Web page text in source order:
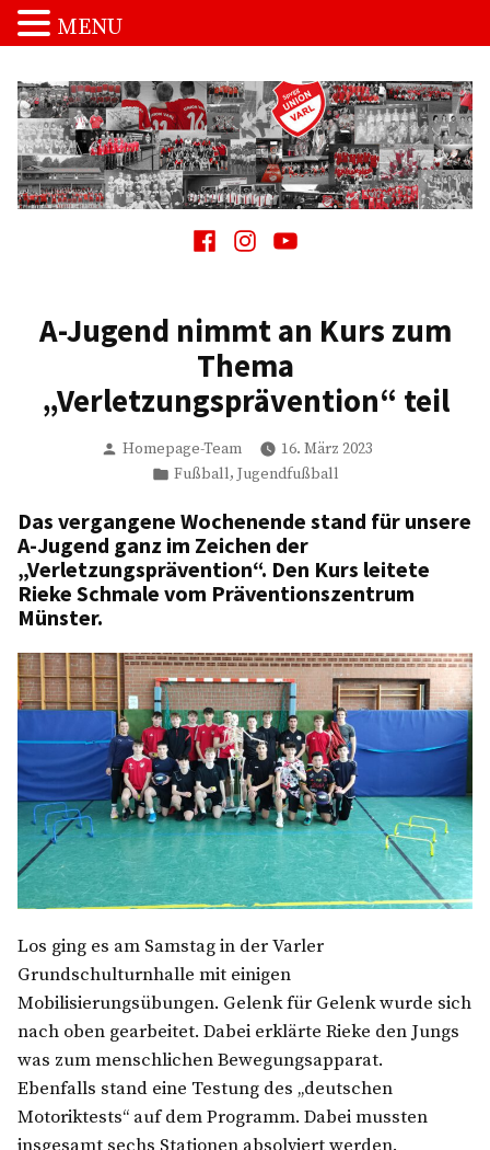
Inhalt
springen
Spvgg. Union Varl
…die Macht vom Schnakenpohl!
FacebookInstagram
Youtube
A-Jugend nimmt an Kurs zum
Thema
„Verletzungsprävention“ teil
Verfasst
Homepage-Team
16. März 2023
Veröffentlicht
Fußball, Jugendfußball
Das vergangene Wochenende stand für unsere
A-Jugend ganz im Zeichen der
„Verletzungsprävention“. Den Kurs leitete
Rieke Schmale vom Präventionszentrum
Münster.
Los ging es am Samstag in der Varler
Grundschulturnhalle mit einigen
Mobilisierungsübungen. Gelenk für Gelenk wurde sich
nach oben gearbeitet. Dabei erklärte Rieke den Jungs
was zum menschlichen Bewegungsapparat.
Ebenfalls stand eine Testung des „deutschen
Motoriktests“ auf dem Programm. Dabei mussten
MENU